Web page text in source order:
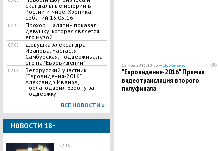
скандальные истории в
России и мире. Хроника
событий 13.05.16
07:30
Прохор Шаляпин показал
девушку, которая является
его музой
07:00
Девушка Александра
Иванова, Настасья
Самбурская, поддерживала
его на "Евровидении"
02:08
Белорусский участник
"Евровидения-2016",
Александр Иванов,
поблагодарил Европу за
поддержку
ВСЕ НОВОСТИ »
НОВОСТИ 18+
22:16
12 мая 2016, 18:53 —Шоу-бизнес
"Евровидение-2016". Прямая
видеотрансляция второго
полуфинала